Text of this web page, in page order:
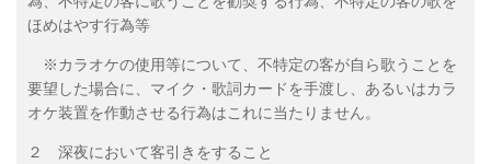
ほめはやす行為等
※カラオケの使用等について、不特定の客が自ら歌うことを
要望した場合に、マイク・歌詞カードを手渡し、あるいはカラ
オケ装置を作動させる行為はこれに当たりません。
２ 深夜において客引きをすること